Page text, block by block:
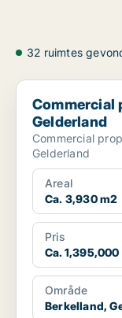
32 ruimtes
Commercial
Commercial
Gelderland
Commercial
Gelderland
Areal
Ca. 3,930 m2
Pris
Ca. 1,395,000
Område
Berkelland,